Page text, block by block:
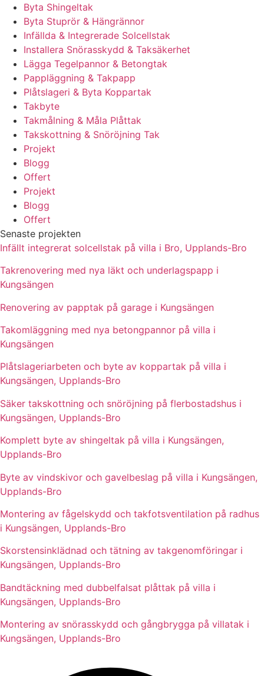
Byta Shingeltak
Byta Stuprör & Hängrännor
Infällda & Integrerade Solcellstak
Installera Snörasskydd & Taksäkerhet
Lägga Tegelpannor & Betongtak
Pappläggning & Takpapp
Plåtslageri & Byta Koppartak
Takbyte
Takmålning & Måla Plåttak
Takskottning & Snöröjning Tak
Projekt
Blogg
Offert
Projekt
Blogg
Offert
Senaste projekten
Infällt integrerat solcellstak på villa i Bro, Upplands-Bro
Takrenovering med nya läkt och underlagspapp i
Kungsängen
Renovering av papptak på garage i Kungsängen
Takomläggning med nya betongpannor på villa i
Kungsängen
Plåtslageriarbeten och byte av koppartak på villa i
Kungsängen, Upplands-Bro
Säker takskottning och snöröjning på flerbostadshus i
Kungsängen, Upplands-Bro
Komplett byte av shingeltak på villa i Kungsängen,
Upplands-Bro
Byte av vindskivor och gavelbeslag på villa i Kungsängen,
Upplands-Bro
Montering av fågelskydd och takfotsventilation på radhus
i Kungsängen, Upplands-Bro
Skorstensinklädnad och tätning av takgenomföringar i
Kungsängen, Upplands-Bro
Bandtäckning med dubbelfalsat plåttak på villa i
Kungsängen, Upplands-Bro
Montering av snörasskydd och gångbrygga på villatak i
Kungsängen, Upplands-Bro